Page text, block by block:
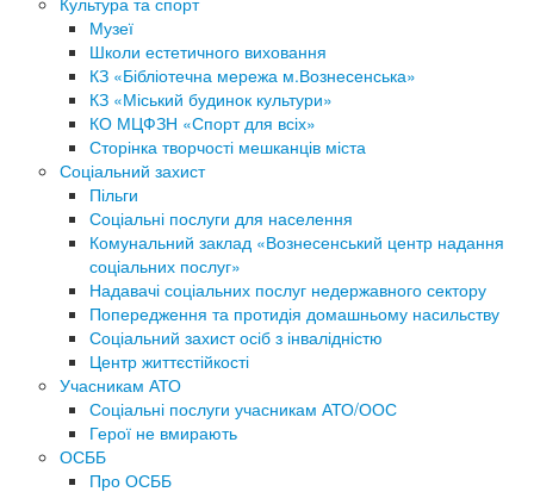
Музеї
Школи естетичного виховання
КЗ «Бібліотечна мережа м.Вознесенська»
КЗ «Міський будинок культури»
КО МЦФЗН «Спорт для всіх»
Сторінка творчості мешканців міста
Соціальний захист
Пільги
Соціальні послуги для населення
Комунальний заклад «Вознесенський центр надання
соціальних послуг»
Надавачі соціальних послуг недержавного сектору
Попередження та протидія домашньому насильству
Соціальний захист осіб з інвалідністю
Центр життєстійкості
Учасникам АТО
Соціальні послуги учасникам АТО/ООС
Герої не вмирають
ОСББ
Про ОСББ